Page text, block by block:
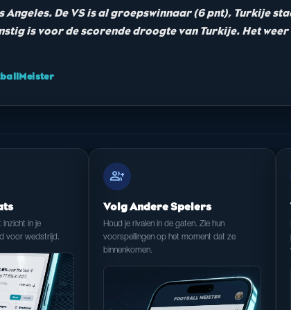
Angeles. De VS is al groepswinnaar (6 pnt), Turkije
is voor de scorende droogte van Turkije. Het weer
inzicht in je
voor wedstrijd.
group_add
Volg Andere Spelers
Houd je rivalen in de gaten. Zie hun
voorspellingen op het moment dat ze
binnenkomen.